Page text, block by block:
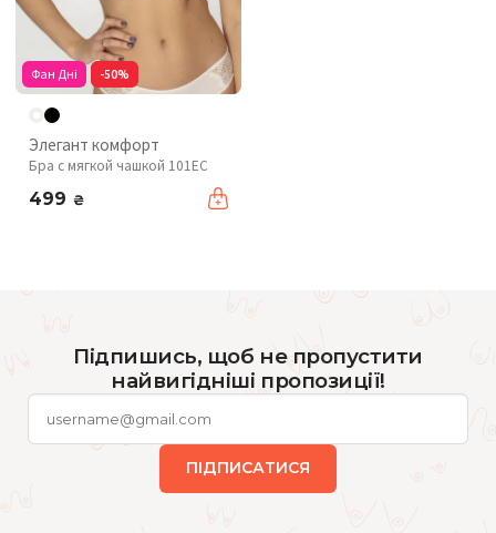
Фан Дні -50%
Элегант комфорт
Бра с мягкой чашкой 101EC
499 ₴
Підпишись, щоб не пропустити
найвигідніші пропозиції!
ПІДПИСАТИСЯ